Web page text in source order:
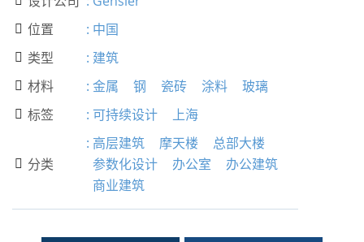
 位置 : 中国
 类型 : 建筑
 材料 : 金属 钢 瓷砖 涂料 玻璃
 标签 : 可持续设计 上海
 分类
: 高层建筑 摩天楼
总部大楼
参数化设计
办公室
办公建筑
商业建筑